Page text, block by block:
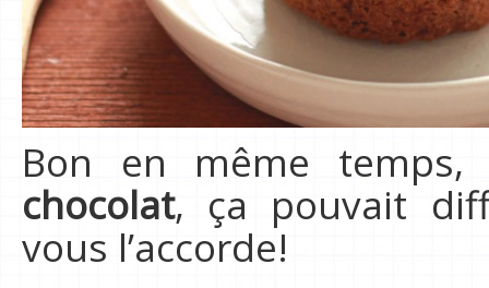
Bon en même
chocolat, ça pouvait
vous l’accorde!